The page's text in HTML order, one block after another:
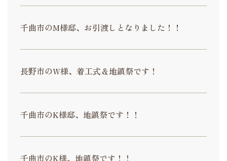
千曲市のM様邸、お引渡しとなりました！！
長野市のW様、着工式＆地鎮祭です！
千曲市のK様邸、地鎮祭です！！
千曲市のK様、地鎮祭です！！